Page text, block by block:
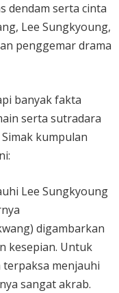
dendam serta cinta
Lee Sungkyoung,
penggemar drama
banyak fakta
serta sutradara
kumpulan
Lee Sungkyoung
digambarkan
kesepian. Untuk
menjauhi
sangat akrab.